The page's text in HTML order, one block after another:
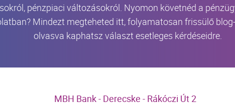
pénzpiaci változásokról. Nyomon követnéd a
Mindezt megteheted itt, folyamatosan frissülő
olvasva kaphatsz választ esetleges kérdéseidre.
MBH Bank - Derecske - Rákóczi Út 2